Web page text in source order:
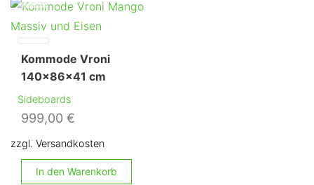
Kommode Vroni
140x86x41 cm
Sideboards
999,00 €
zzgl. Versandkosten
In den Warenkorb